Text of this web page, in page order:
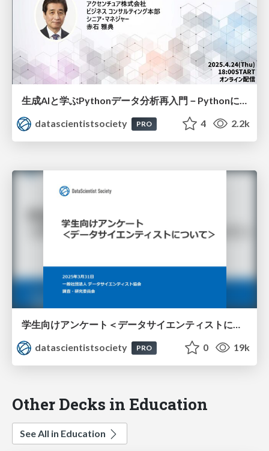
生成AIと学ぶPythonデータ分析再入門－Pythonによるクラスタリング・可視化をサクサク実施－
datascientistsociety
PRO 4 2.2k
学生向けアンケート＜データサイエンティストについて＞
datascientistsociety
PRO 0 19k
Other Decks in Education
See All in Education